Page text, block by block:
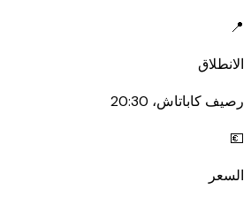
📍
الانطلاق
رصيف كاباتاش، 20:30
💶
السعر